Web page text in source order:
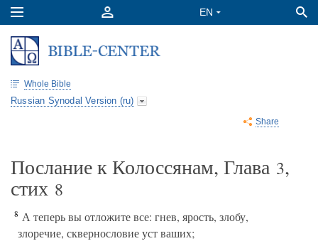
Whole Bible
Russian Synodal Version (ru)
Share
Послание к Колоссянам, Глава 3,
стих 8
8 А теперь вы отложите все: гнев, ярость, злобу,
злоречие, сквернословие уст ваших;